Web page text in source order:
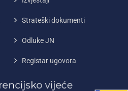
Strateški dokumenti
Odluke JN
Registar ugovora